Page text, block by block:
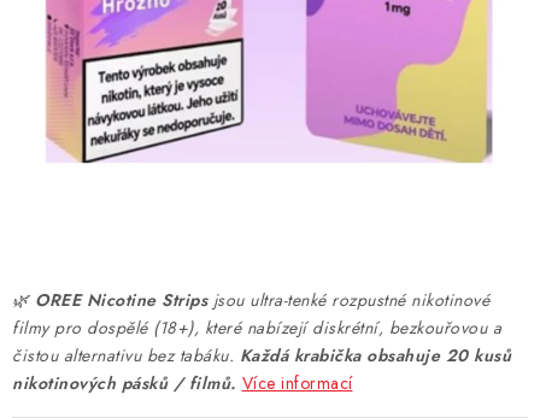
ATOMIZÉRY A CARTRIDGE
BATERIE A NABÍJEČKY
NIKOTINOVÝ FILM
PŘÍSLUŠENSTVÍ
🌿 OREE Nicotine Stripsjsou ultra-tenké rozpustné nikotinové
filmy pro dospělé (18+), které nabízejí diskrétní, bezkouřovou a
čistou alternativu bez tabáku. Každá krabička obsahuje 20 kusů
nikotinových pásků / filmů. Více informací